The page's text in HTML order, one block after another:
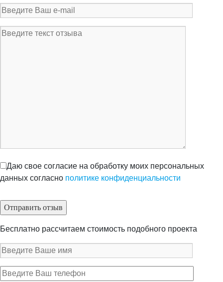
Даю свое согласие на обработку моих персональных
данных согласно политике конфиденциальности
Бесплатно рассчитаем стоимость подобного проекта